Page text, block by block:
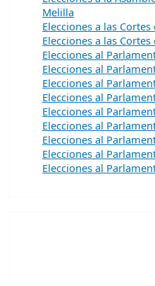
Melilla
Elecciones a las
Elecciones a las
Elecciones al
Elecciones al
Elecciones al
Elecciones al
Elecciones al
Elecciones al
Elecciones al
Elecciones al
Elecciones al